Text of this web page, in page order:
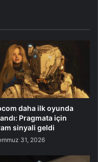
daha ilk oyunda
Pragmata için
sinyali geldi
31, 2026